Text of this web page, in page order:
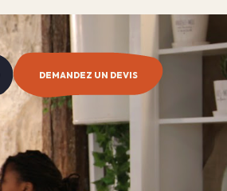
DEMANDEZ UN DEVIS